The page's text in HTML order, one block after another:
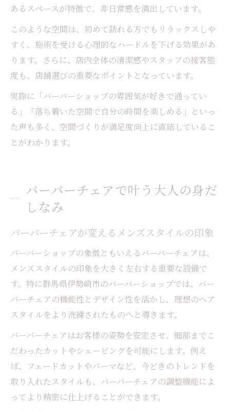
あるスペースが特徴で、非日常感を演出しています。
このような空間は、初めて訪れる方でもリラックスしや
すく、施術を受ける心理的なハードルを下げる効果があ
ります。さらに、店内全体の清潔感やスタッフの接客態
度も、店舗選びの重要なポイントとなっています。
実際に「バーバーショップの雰囲気が好きで通ってい
る」「落ち着いた空間で自分の時間を楽しめる」といっ
た声も多く、空間づくりが満足度向上に直結しているこ
とがわかります。
バーバーチェアで叶う大人の身だ
しなみ
バーバーチェアが変えるメンズスタイルの印象
バーバーショップの象徴ともいえるバーバーチェアは、
メンズスタイルの印象を大きく左右する重要な設備で
す。特に群馬県伊勢崎市のバーバーショップでは、バー
バーチェアの機能性とデザイン性を活かし、理想のヘア
スタイルをより洗練されたものへと導きます。
バーバーチェアはお客様の姿勢を安定させ、細部までこ
だわったカットやシェービングを可能にします。例え
ば、フェードカットやパーマなど、今どきのトレンドを
取り入れたスタイルも、バーバーチェアの調整機能によ
ってより精密に仕上げることができます。